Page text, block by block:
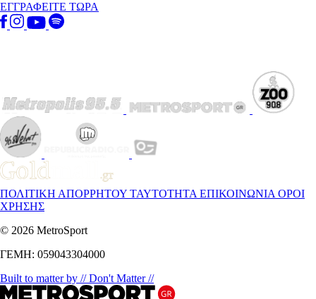
ΕΓΓΡΑΦΕΙΤΕ ΤΩΡΑ
ΠΟΛΙΤΙΚΗ ΑΠΟΡΡΗΤΟΥ ΤΑΥΤΟΤΗΤΑ ΕΠΙΚΟΙΝΩΝΙΑ ΟΡΟΙ
ΧΡΗΣΗΣ
© 2026 MetroSport
ΓΕΜΗ: 059043304000
Built to matter by // Don't Matter //